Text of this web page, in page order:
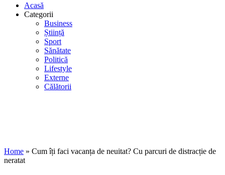
Acasă
Categorii
Business
Știință
Sport
Sănătate
Politică
Lifestyle
Externe
Călătorii
Home » Cum îți faci vacanța de neuitat? Cu parcuri de distracție de
neratat